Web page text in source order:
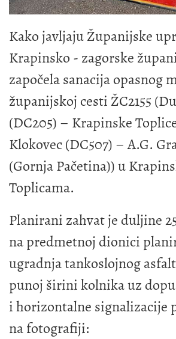
Kako javljaju Županijske
Krapinsko - zagorske
započela sanacija opasnog
županijskoj cesti ŽC2155
(DC205) – Krapinske
Klokovec (DC507) – A.G.
(Gornja Pačetina)) u
Toplicama.
Planirani zahvat je duljine
na predmetnoj dionici
ugradnja tankoslojnog
punoj širini kolnika uz
i horizontalne signalizacije
na fotografiji: